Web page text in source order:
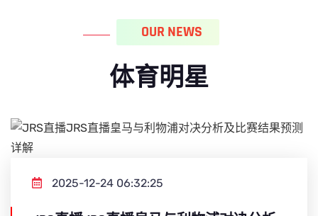
OUR NEWS
体育明星
2025-12-24 06:32:25